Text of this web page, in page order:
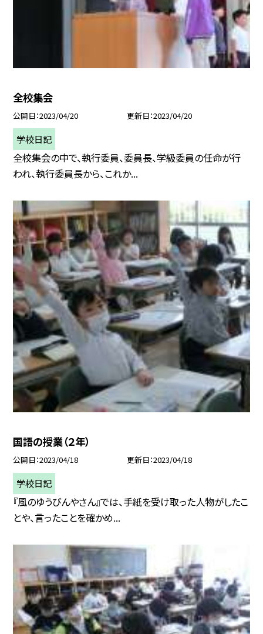
全校集会
公開日 2023/04/20 更新日 2023/04/20
学校日記
全校集会の中で、執行委員、委員長、学級委員の任命が行
われ、執行委員長から、これか...
国語の授業（２年）
公開日 2023/04/18 更新日 2023/04/18
学校日記
『風のゆうびんやさん』では、手紙を受け取った人物がしたこ
とや、言ったことを確かめ...